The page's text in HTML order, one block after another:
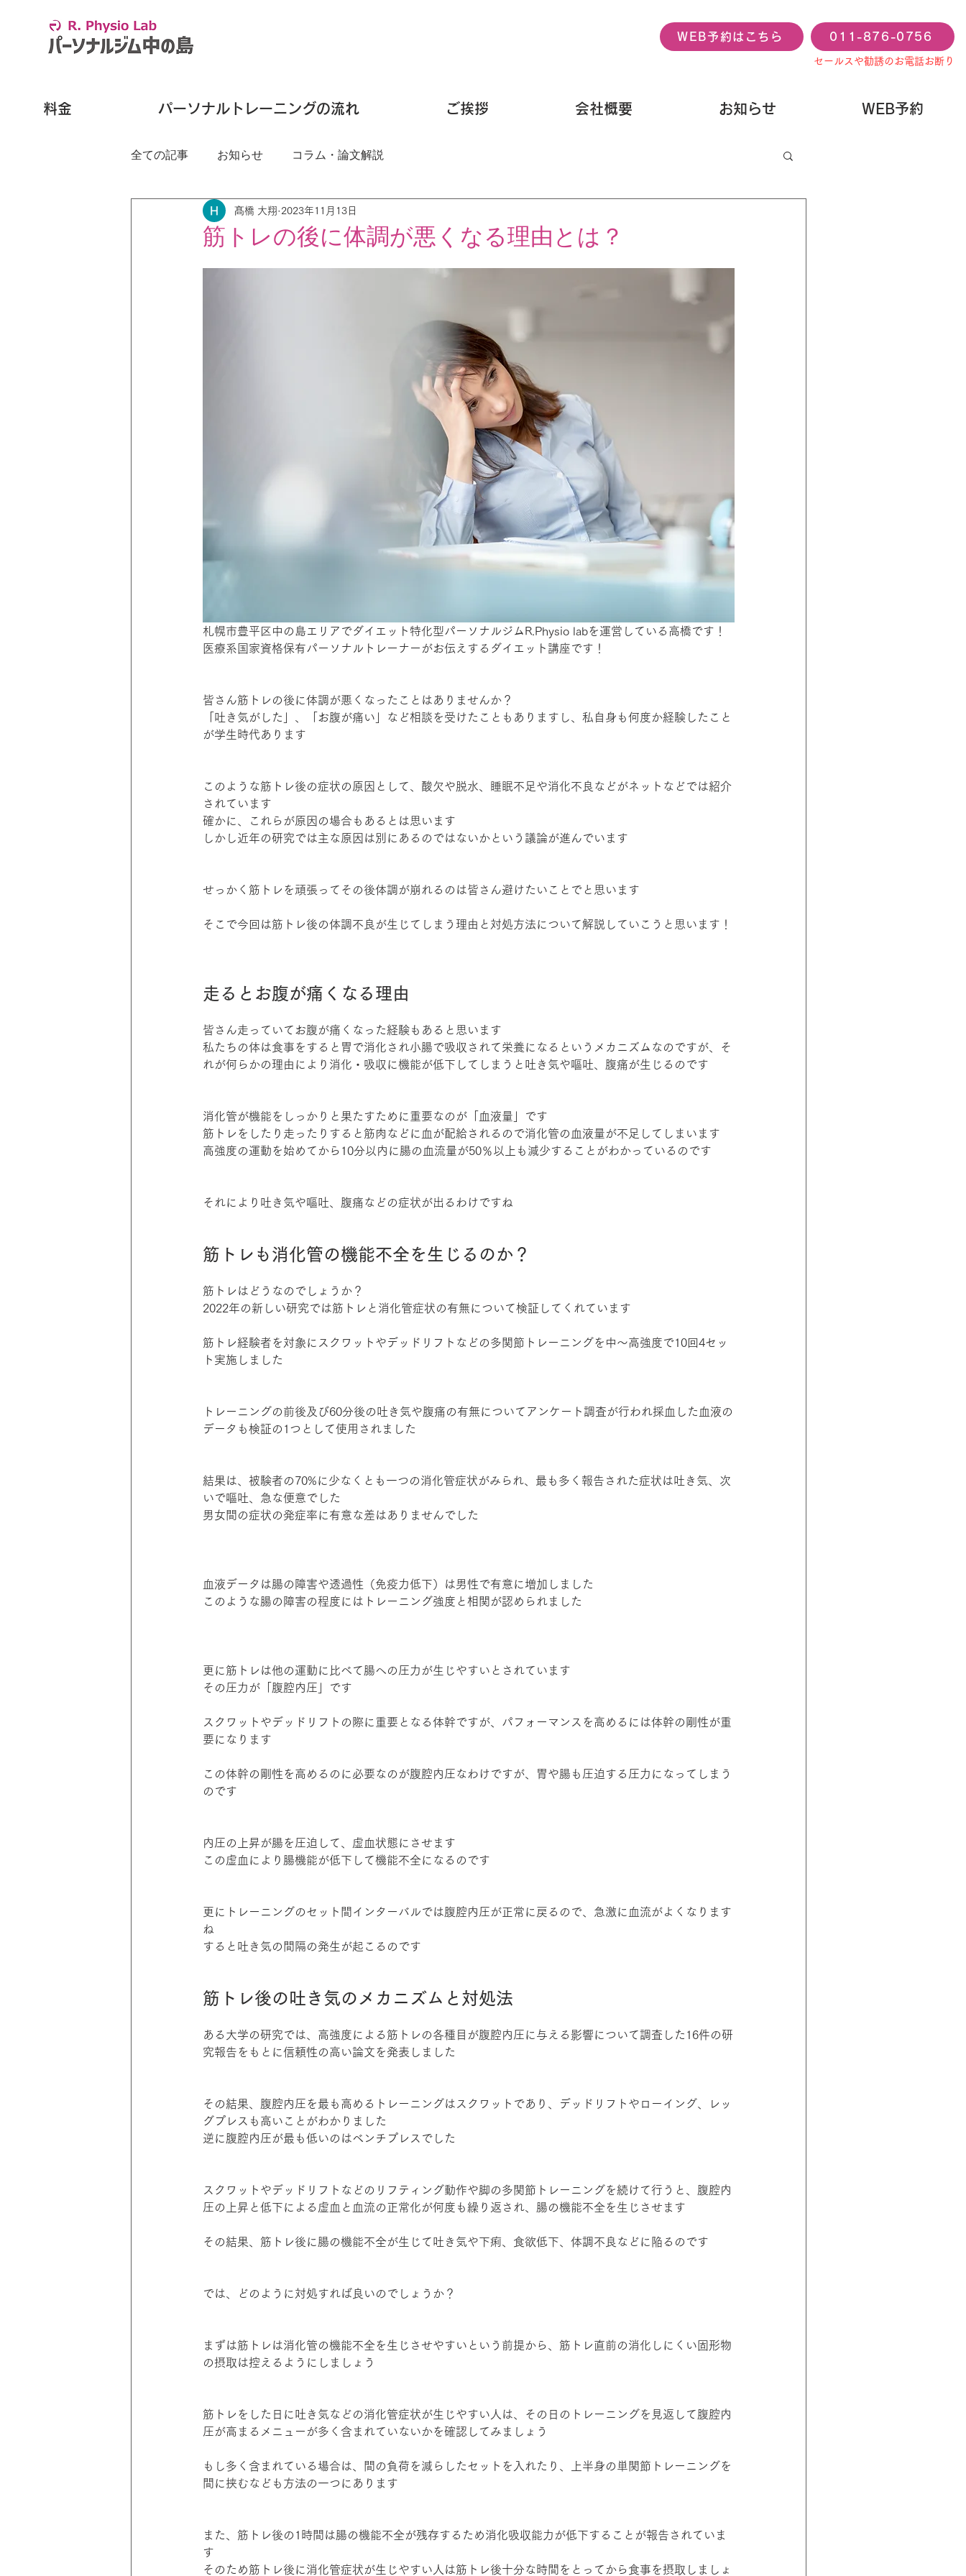
WEB予約はこちら 011-876-0756
セールスや勧誘のお電話お断り
料金 パーソナルトレーニングの流れ ご挨拶 会社概要 お知らせ WEB予約
全ての記事 お知らせ コラム・論文解説
筋トレの後に体調が悪くなる理由とは？
髙橋 大翔 2023年11月13日
札幌市豊平区中の島エリアでダイエット特化型パーソナルジムR.Physio labを運営している高橋です！
医療系国家資格保有パーソナルトレーナーがお伝えするダイエット講座です！
皆さん筋トレの後に体調が悪くなったことはありませんか？
「吐き気がした」、「お腹が痛い」など相談を受けたこともありますし、私自身も何度か経験したこと
が学生時代あります
このような筋トレ後の症状の原因として、酸欠や脱水、睡眠不足や消化不良などがネットなどでは紹介
されています
確かに、これらが原因の場合もあるとは思います
しかし近年の研究では主な原因は別にあるのではないかという議論が進んでいます
せっかく筋トレを頑張ってその後体調が崩れるのは皆さん避けたいことでと思います
そこで今回は筋トレ後の体調不良が生じてしまう理由と対処方法について解説していこうと思います！
走るとお腹が痛くなる理由
皆さん走っていてお腹が痛くなった経験もあると思います
私たちの体は食事をすると胃で消化され小腸で吸収されて栄養になるというメカニズムなのですが、そ
れが何らかの理由により消化・吸収に機能が低下してしまうと吐き気や嘔吐、腹痛が生じるのです
消化管が機能をしっかりと果たすために重要なのが「血液量」です
筋トレをしたり走ったりすると筋肉などに血が配給されるので消化管の血液量が不足してしまいます
高強度の運動を始めてから10分以内に腸の血流量が50％以上も減少することがわかっているのです
それにより吐き気や嘔吐、腹痛などの症状が出るわけですね
筋トレも消化管の機能不全を生じるのか？
筋トレはどうなのでしょうか？
2022年の新しい研究では筋トレと消化管症状の有無について検証してくれています
筋トレ経験者を対象にスクワットやデッドリフトなどの多関節トレーニングを中〜高強度で10回4セッ
ト実施しました
トレーニングの前後及び60分後の吐き気や腹痛の有無についてアンケート調査が行われ採血した血液の
データも検証の1つとして使用されました
結果は、被験者の70%に少なくとも一つの消化管症状がみられ、最も多く報告された症状は吐き気、次
いで嘔吐、急な便意でした
男女間の症状の発症率に有意な差はありませんでした
血液データは腸の障害や透過性（免疫力低下）は男性で有意に増加しました
このような腸の障害の程度にはトレーニング強度と相関が認められました
更に筋トレは他の運動に比べて腸への圧力が生じやすいとされています
その圧力が「腹腔内圧」です
スクワットやデッドリフトの際に重要となる体幹ですが、パフォーマンスを高めるには体幹の剛性が重
要になります
この体幹の剛性を高めるのに必要なのが腹腔内圧なわけですが、胃や腸も圧迫する圧力になってしまう
のです
内圧の上昇が腸を圧迫して、虚血状態にさせます
この虚血により腸機能が低下して機能不全になるのです
更にトレーニングのセット間インターバルでは腹腔内圧が正常に戻るので、急激に血流がよくなります
ね
すると吐き気の間隔の発生が起こるのです
筋トレ後の吐き気のメカニズムと対処法
ある大学の研究では、高強度による筋トレの各種目が腹腔内圧に与える影響について調査した16件の研
究報告をもとに信頼性の高い論文を発表しました
その結果、腹腔内圧を最も高めるトレーニングはスクワットであり、デッドリフトやローイング、レッ
グプレスも高いことがわかりました
逆に腹腔内圧が最も低いのはベンチプレスでした
スクワットやデッドリフトなどのリフティング動作や脚の多関節トレーニングを続けて行うと、腹腔内
圧の上昇と低下による虚血と血流の正常化が何度も繰り返され、腸の機能不全を生じさせます
その結果、筋トレ後に腸の機能不全が生じて吐き気や下痢、食欲低下、体調不良などに陥るのです
では、どのように対処すれば良いのでしょうか？
まずは筋トレは消化管の機能不全を生じさせやすいという前提から、筋トレ直前の消化しにくい固形物
の摂取は控えるようにしましょう
筋トレをした日に吐き気などの消化管症状が生じやすい人は、その日のトレーニングを見返して腹腔内
圧が高まるメニューが多く含まれていないかを確認してみましょう
もし多く含まれている場合は、間の負荷を減らしたセットを入れたり、上半身の単関節トレーニングを
間に挟むなども方法の一つにあります
また、筋トレ後の1時間は腸の機能不全が残存するため消化吸収能力が低下することが報告されていま
す
そのため筋トレ後に消化管症状が生じやすい人は筋トレ後十分な時間をとってから食事を摂取しましょ